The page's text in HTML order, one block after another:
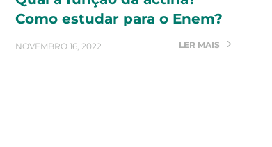
Como estudar para o Enem?
NOVEMBRO 16, 2022 LER MAIS